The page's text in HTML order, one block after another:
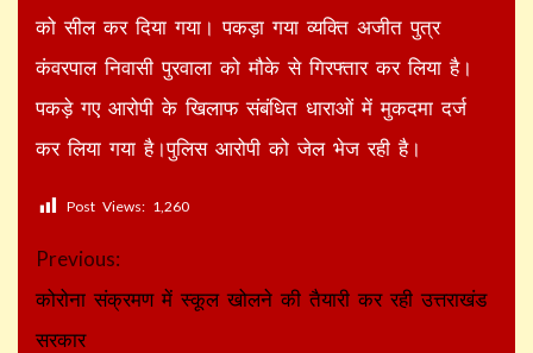
को सील कर दिया गया। पकड़ा गया व्यक्ति अजीत पुत्र
कंवरपाल निवासी पुरवाला को मौके से गिरफ्तार कर लिया है।
पकड़े गए आरोपी के खिलाफ संबंधित धाराओं में मुकदमा दर्ज
कर लिया गया है।पुलिस आरोपी को जेल भेज रही है।
Post Views: 1,260
Continue
Reading
Previous:
कोरोना संक्रमण में स्कूल खोलने की तैयारी कर रही उत्तराखंड
सरकार